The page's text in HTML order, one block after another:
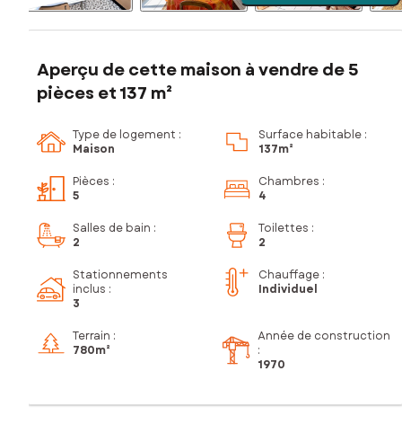
Aperçu de cette maison à vendre de 5
pièces et 137 m²
Type de logement :
Maison
Surface habitable :
137m²
Pièces :
5
Chambres :
4
Salles de bain :
2
Toilettes :
2
Stationnements
inclus :
3
Chauffage :
Individuel
Terrain :
780m²
Année de construction
:
1970